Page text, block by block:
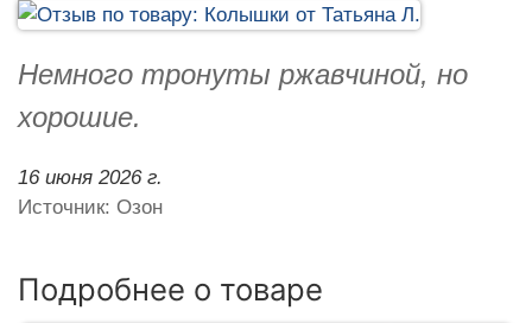
Немного тронуты ржавчиной, но
хорошие.
16 июня 2026 г.
Источник: Озон
Подробнее о товаре